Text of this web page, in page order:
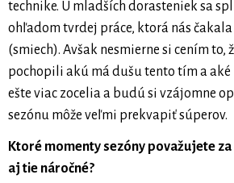
technike. U mladších dorasteniek sa
ohľadom tvrdej práce, ktorá nás
(smiech). Avšak nesmierne si cením to,
pochopili akú má dušu tento tím a aké
ešte viac zocelia a budú si vzájomne
sezónu môže veľmi prekvapiť súperov.
Ktoré momenty sezóny považujete
aj tie náročné?